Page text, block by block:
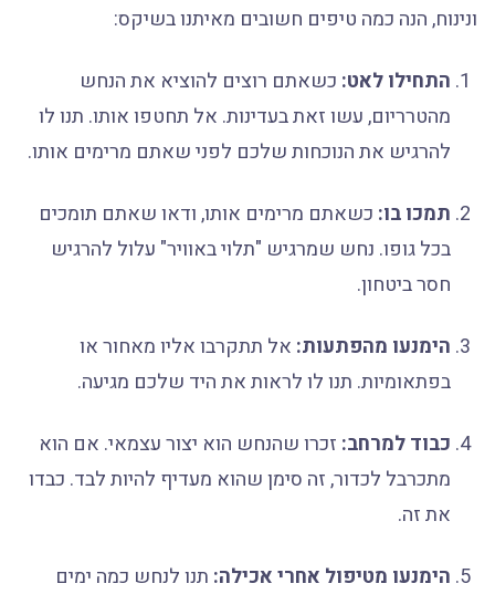
ונינוח, הנה כמה טיפים חשובים מאיתנו בשיקס:
התחילו לאט:כשאתם רוצים להוציא את הנחש
מהטרריום, עשו זאת בעדינות. אל תחטפו אותו. תנו לו
להרגיש את הנוכחות שלכם לפני שאתם מרימים אותו.
תמכו בו:כשאתם מרימים אותו, ודאו שאתם תומכים
בכל גופו. נחש שמרגיש "תלוי באוויר" עלול להרגיש
חסר ביטחון.
הימנעו מהפתעות:אל תתקרבו אליו מאחור או
בפתאומיות. תנו לו לראות את היד שלכם מגיעה.
כבוד למרחב:זכרו שהנחש הוא יצור עצמאי. אם הוא
מתכרבל לכדור, זה סימן שהוא מעדיף להיות לבד. כבדו
את זה.
הימנעו מטיפול אחרי אכילה:תנו לנחש כמה ימים